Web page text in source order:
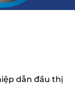
dẫn đầu thị